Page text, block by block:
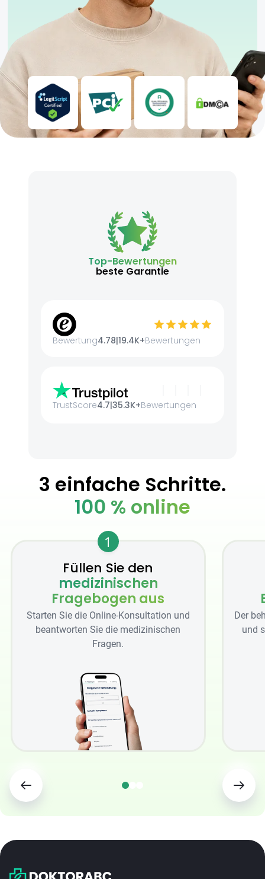
Top-Bewertungen
beste Garantie
Bewertung4.78|19.4K+Bewertungen
TrustScore4.7|35.3K+Bewertungen
3 einfache Schritte.
100 % online
1
Füllen Sie den
medizinischen
Fragebogen aus
Starten Sie die Online-Konsultation und
beantworten Sie die medizinischen
Fragen.
Der
und